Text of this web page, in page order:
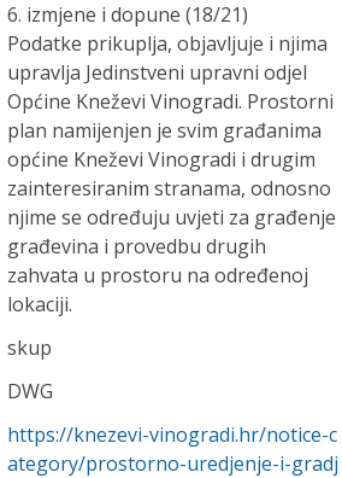
6. izmjene i dopune (18/21)
Podatke prikuplja, objavljuje i njima
upravlja Jedinstveni upravni odjel
Općine Kneževi Vinogradi. Prostorni
plan namijenjen je svim građanima
općine Kneževi Vinogradi i drugim
zainteresiranim stranama, odnosno
njime se određuju uvjeti za građenje
građevina i provedbu drugih
zahvata u prostoru na određenoj
lokaciji.
skup
DWG
https://knezevi-vinogradi.hr/notice-c
ategory/prostorno-uredjenje-i-gradj